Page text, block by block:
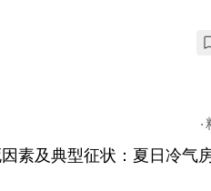
素及典型征状：夏日冷气